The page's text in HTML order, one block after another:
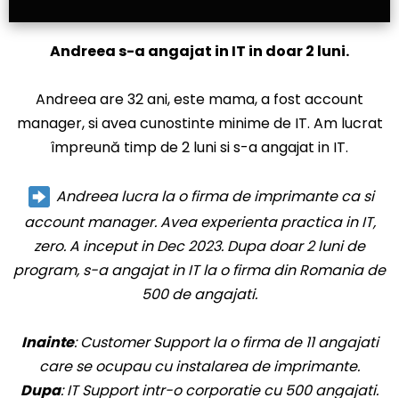
Andreea s-a angajat in IT in doar 2 luni.
Andreea are 32 ani, este mama, a fost account
manager, si avea cunostinte minime de IT. Am lucrat
împreună timp de 2 luni si s-a angajat in IT.
Andreea lucra la o firma de imprimante ca si
account manager. Avea experienta practica in IT,
zero. A inceput in Dec 2023. Dupa doar 2 luni de
program, s-a angajat in IT la o firma din Romania de
500 de angajati.
Inainte: Customer Support la o firma de 11 angajati
care se ocupau cu instalarea de imprimante.
Dupa: IT Support intr-o corporatie cu 500 angajati.